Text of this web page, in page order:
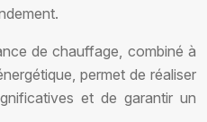
de chauffage, combiné à
permet de réaliser
et de garantir un